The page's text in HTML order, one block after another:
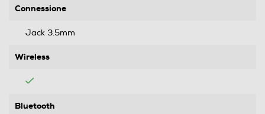
Connessione
Jack 3.5mm
Wireless
Bluetooth